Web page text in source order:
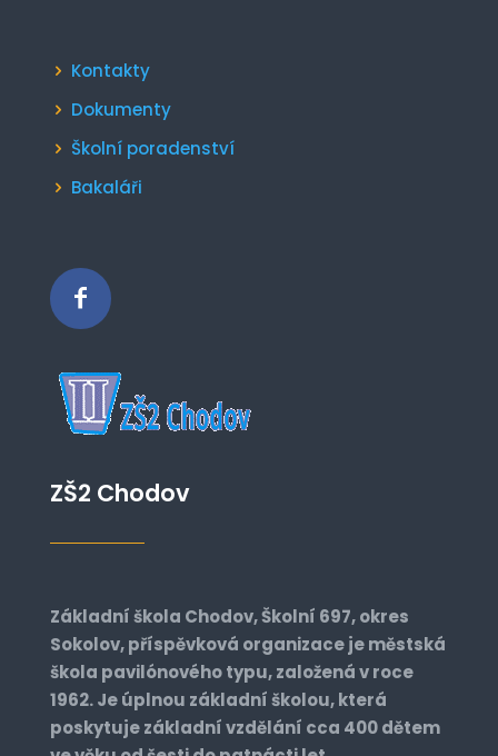
Kontakty
Dokumenty
Školní poradenství
Bakaláři
ZŠ2 Chodov
Základní škola Chodov, Školní 697, okres
Sokolov, příspěvková organizace je městská
škola pavilónového typu, založená v roce
1962. Je úplnou základní školou, která
poskytuje základní vzdělání cca 400 dětem